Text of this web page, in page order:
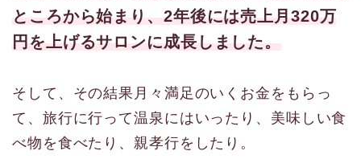
ところから始まり、2年後には売上月320万
円を上げるサロンに成長しました。
そして、その結果月々満足のいくお金をもらっ
て、旅行に行って温泉にはいったり、美味しい食
べ物を食べたり、親孝行をしたり。